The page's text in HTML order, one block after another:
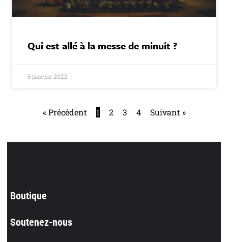
Qui est allé à la messe de minuit ?
5 janvier 2022
« Précédent 1 2 3 4 Suivant »
Boutique
Soutenez-nous